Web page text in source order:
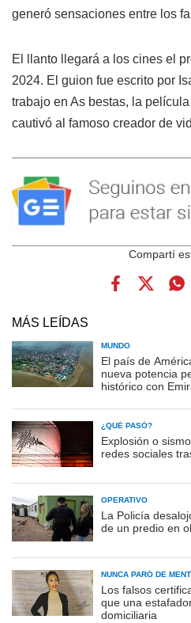
generó sensaciones entre los
El llanto llegará a los cines el
2024. El guion fue escrito por
trabajo en As bestas, la
cautivó al famoso creador de
MÁS LEÍDAS
MUNDO
El país de
nueva potencia
histórico con
¿QUÉ PASÓ?
Explosión o
redes sociales
OPERATIVO
La Policía
de un predio en
NUNCA PARÓ DE
Los falsos
que una
domiciliaria